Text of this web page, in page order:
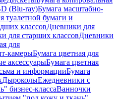
(Blu-ray)Бумага масштабно-
туалетной бумаги и
классовДневники для
для старших классовДневники
для
камерыБумага цветная для
аксессуарыБумага цветная
и информацииБумага
ДыроколыЕжедневники с
бизнес-классаВанночки